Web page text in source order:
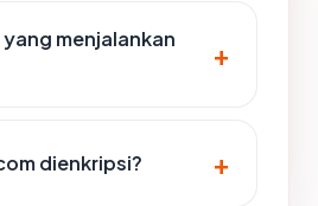
menjalankan
dienkripsi?